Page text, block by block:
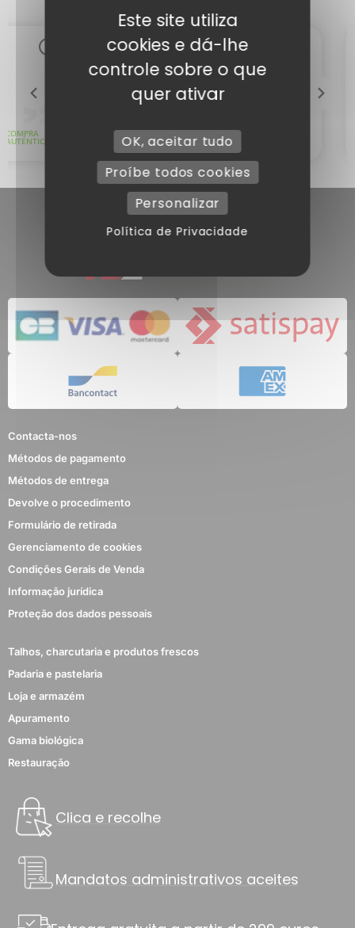
Contacta-nos
Métodos de pagamento
Métodos de entrega
Devolve o procedimento
Formulário de retirada
Gerenciamento de cookies
Condições Gerais de Venda
Informação jurídica
Proteção dos dados pessoais
Talhos, charcutaria e produtos frescos
Padaria e pastelaria
Loja e armazém
Apuramento
Gama biológica
Restauração
Clica e recolhe
Mandatos administrativos aceites
Este site utiliza
cookies e dá-lhe
controle sobre o que
quer ativar
OK, aceitar tudo
Proíbe todos cookies
Personalizar
Política de Privacidade